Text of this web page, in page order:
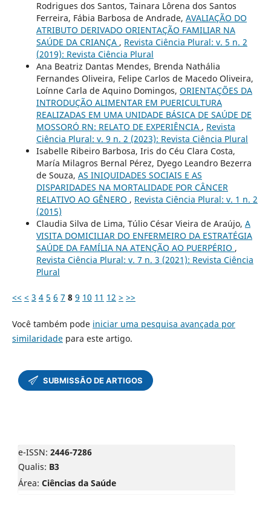
Rodrigues dos Santos, Tainara Lôrena dos Santos
Ferreira, Fábia Barbosa de Andrade, AVALIAÇÃO DO
ATRIBUTO DERIVADO ORIENTAÇÃO FAMILIAR NA
SAÚDE DA CRIANÇA , Revista Ciência Plural: v. 5 n. 2
(2019): Revista Ciência Plural
Ana Beatriz Dantas Mendes, Brenda Nathália
Fernandes Oliveira, Felipe Carlos de Macedo Oliveira,
Loínne Carla de Aquino Domingos, ORIENTAÇÕES DA
INTRODUÇÃO ALIMENTAR EM PUERICULTURA
REALIZADAS EM UMA UNIDADE BÁSICA DE SAÚDE DE
MOSSORÓ RN: RELATO DE EXPERIÊNCIA , Revista
Ciência Plural: v. 9 n. 2 (2023): Revista Ciência Plural
Isabelle Ribeiro Barbosa, Iris do Céu Clara Costa,
María Milagros Bernal Pérez, Dyego Leandro Bezerra
de Souza, AS INIQUIDADES SOCIAIS E AS
DISPARIDADES NA MORTALIDADE POR CÂNCER
RELATIVO AO GÊNERO , Revista Ciência Plural: v. 1 n. 2
(2015)
Claudia Silva de Lima, Túlio César Vieira de Araújo, A
VISITA DOMICILIAR DO ENFERMEIRO DA ESTRATÉGIA
SAÚDE DA FAMÍLIA NA ATENÇÃO AO PUERPÉRIO ,
Revista Ciência Plural: v. 7 n. 3 (2021): Revista Ciência
Plural
<< < 3 4 5 6 7 8 9 10 11 12 > >>
Você também pode iniciar uma pesquisa avançada por
similaridadepara este artigo.
e-ISSN: 2446-7286
Qualis: B3
Área: Ciências da Saúde